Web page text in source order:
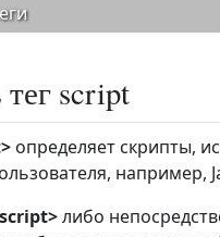
script
определяет скрипты,
например,
либо